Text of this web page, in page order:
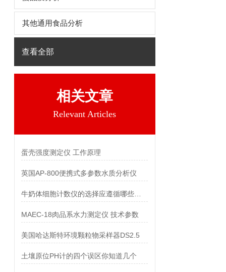
其他通用食品分析
查看全部
相关文章
Relevant Articles
蛋壳强度测定仪 工作原理
英国AP-800便携式多参数水质分析仪
MAEC-18肉品系水力测定仪 技术参数
美国哈达斯特环境颗粒物采样器DS2.5
土壤原位PH计的四个误区你知道几个